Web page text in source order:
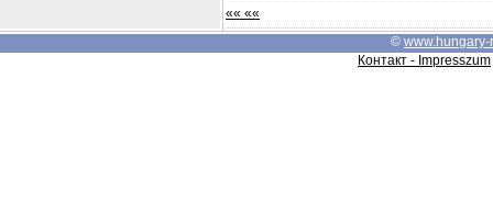
«« ««
© www.hungary-
Контакт - Impresszum